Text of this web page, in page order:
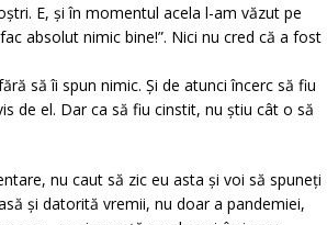
E, și în momentul acela l-am văzut pe
absolut nimic bine!”. Nici nu cred că a fost
să îi spun nimic. Și de atunci încerc să fiu
de el. Dar ca să fiu cinstit, nu știu cât o să
nu caut să zic eu asta și voi să spuneți
și datorită vremii, nu doar a pandemiei,